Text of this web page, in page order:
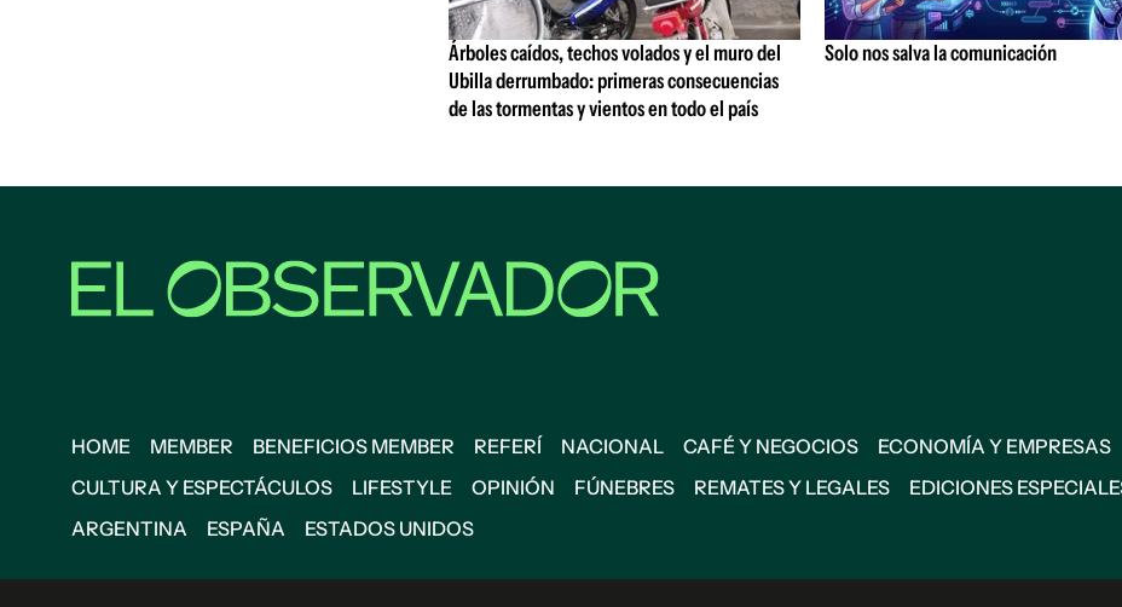
Árboles caídos, techos volados y el muro del
Ubilla derrumbado: primeras consecuencias
de las tormentas y vientos en todo el país
Solo nos salva la comunicación
HOME MEMBER BENEFICIOS MEMBER REFERÍ NACIONAL CAFÉ Y NEGOCIOS ECONOMÍA Y EMPRESAS
CULTURA Y ESPECTÁCULOS
LIFESTYLE OPINIÓN FÚNEBRES REMATES Y LEGALES EDICIONES
ARGENTINA
ESPAÑA ESTADOS UNIDOS